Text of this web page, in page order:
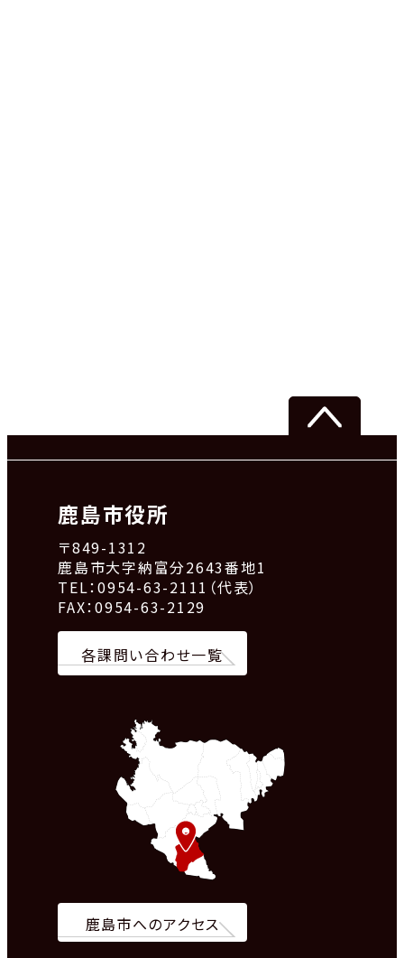
鹿島市役所
〒849-1312
鹿島市大字納富分2643番地1
TEL：0954-63-2111（代表）
FAX：0954-63-2129
各課問い合わせ一覧
鹿島市へのアクセス